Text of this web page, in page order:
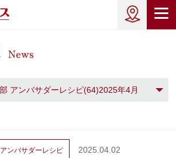
アンバサダーレシピ(64)2025年4月
アンバサダーレシピ 2025.04.02